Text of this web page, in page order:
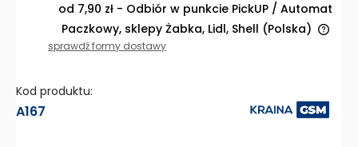
od 7,90 zł - Odbiór w punkcie PickUP / Automat
Paczkowy, sklepy Żabka, Lidl, Shell (Polska)
Cena nie zawiera ewentualnych kosztów płatności
sprawdź formy dostawy
Kod produktu:
A167